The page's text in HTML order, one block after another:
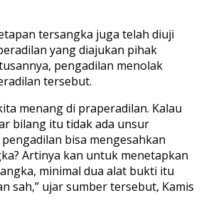
tersangka juga telah diuji
yang diajukan pihak
pengadilan menolak
tersebut.
menang di praperadilan. Kalau
bilang itu tidak ada unsur
bisa mengesahkan
Artinya kan untuk menetapkan
minimal dua alat bukti itu
sah,” ujar sumber tersebut, Kamis